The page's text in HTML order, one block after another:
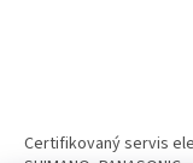
Certifikovaný servis